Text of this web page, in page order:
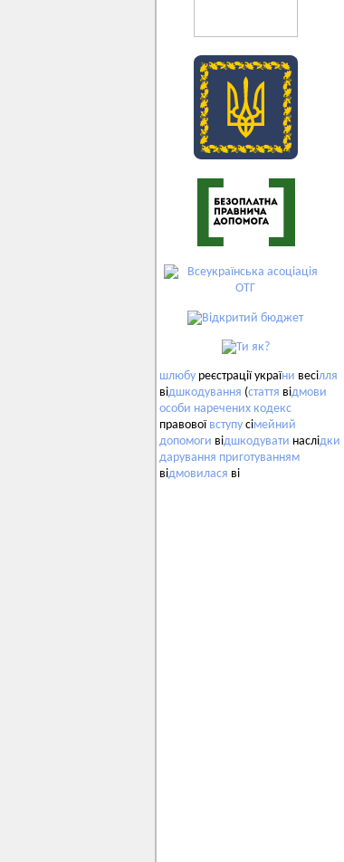
шлюбу реєстрації україни весілля
відшкодування (стаття відмови
особи наречених кодекс
правової вступу сімейний
допомоги відшкодувати наслідки
дарування приготуванням
відмовилася ві